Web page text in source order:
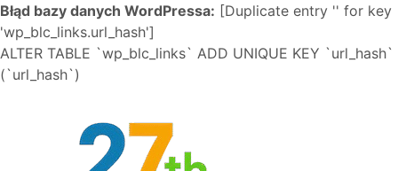
Błąd bazy danych WordPressa: [Duplicate entry '' for key
'wp_blc_links.url_hash']
ALTER TABLE `wp_blc_links` ADD UNIQUE KEY `url_hash`
(`url_hash`)